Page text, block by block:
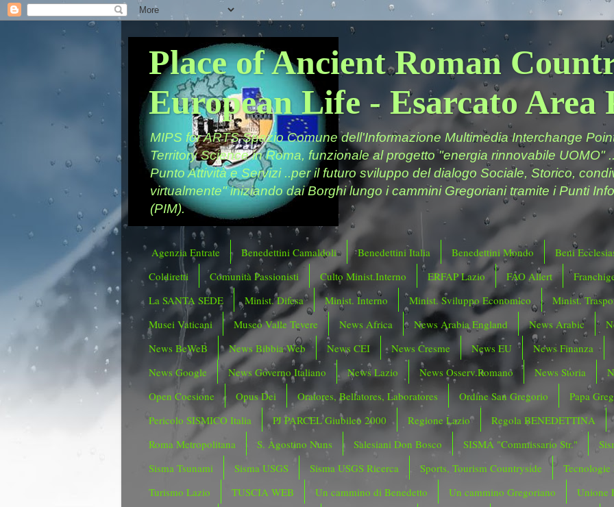
Place of Ancient Roman
European Life - Esarcato Area
MIPS for ARTS Spazio Comune dell'Informazione Multimedia Interchange
Territory Science in Roma, funzionale al progetto "energia rinnovabile UOMO"
Punto Attività e Servizi ..per il futuro sviluppo del dialogo Sociale, Storico,
virtualmente" iniziando dai Borghi lungo i cammini Gregoriani tramite i Punti
(PIM).
Agenzia Entrate Benedettini Camaldoli Benedettini Italia Benedettini Mondo
Beni
Coldiretti
Comunità Passionisti Culto Minist.Interno ERFAP Lazio FAO Allert
La SANTA SEDE
Minist. Difesa Minist. Interno Minist. Sviluppo Economico
Minist.
Musei Vaticani
Museo Valle Tevere News Africa News Arabia England News Arabic
News BeWeB
News Bibbia Web News CEI News Cresme News EU
News Finanza
News Google
News Governo Italiano News Lazio News Osserv.Romano News Storia
Open Coesione
Opus Dei Oratores, Bellatores, Laboratores Ordine San Gregorio
Papa
Pericolo SISMICO Italia
PJ PARCEL Giubileo 2000 Regione Lazio
Regola BENEDETTINA
Roma Metropolitana
S. Agostino Nuns Salesiani Don Bosco SISMA "Commissario Str."
Sisma Tsunami
Sisma USGS Sisma USGS Ricerca Sports, Tourism Countryside
Tecnologie
Turismo Lazio
TUSCIA WEB Un cammino di Benedetto Un cammino Gregoriano
Unione